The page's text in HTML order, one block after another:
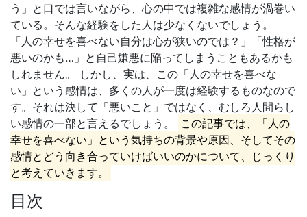
う」と口では言いながら、心の中では複雑な感情が渦巻い
ている。そんな経験をした人は少なくないでしょう。
「人の幸せを喜べない自分は心が狭いのでは？」「性格が
悪いのかも…」と自己嫌悪に陥ってしまうこともあるかも
しれません。 しかし、実は、この「人の幸せを喜べな
い」という感情は、多くの人が一度は経験するものなので
す。それは決して「悪いこと」ではなく、むしろ人間らし
い感情の一部と言えるでしょう。
この記事では、「人の
幸せを喜べない」という気持ちの背景や原因、そしてその
感情とどう向き合っていけばいいのかについて、じっくり
と考えていきます。
目次